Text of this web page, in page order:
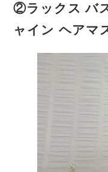
②ラックス バ
ャイン ヘアマ